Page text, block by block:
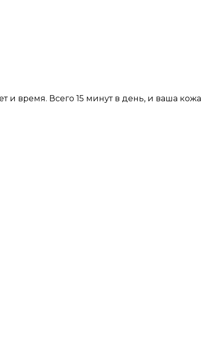
и время. Всего 15 минут в день, и ваша кожа